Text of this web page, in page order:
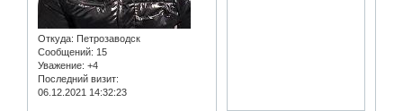
Откуда: Петрозаводск
Сообщений: 15
Уважение: +4
Последний визит:
06.12.2021 14:32:23